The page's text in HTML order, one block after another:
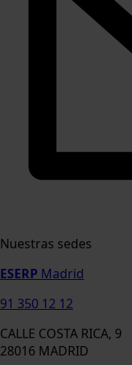
Nuestras sedes
ESERP Madrid
91 350 12 12
CALLE COSTA RICA, 9
28016 MADRID